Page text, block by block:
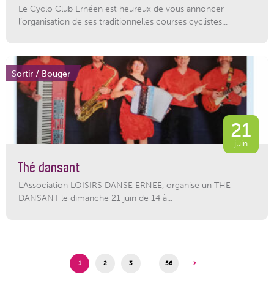
Le Cyclo Club Ernéen est heureux de vous annoncer
l’organisation de ses traditionnelles courses cyclistes...
Sortir / Bouger
21
juin
Thé dansant
L'Association LOISIRS DANSE ERNEE, organise un THE
DANSANT le dimanche 21 juin de 14 à...
1 2 3 … 56